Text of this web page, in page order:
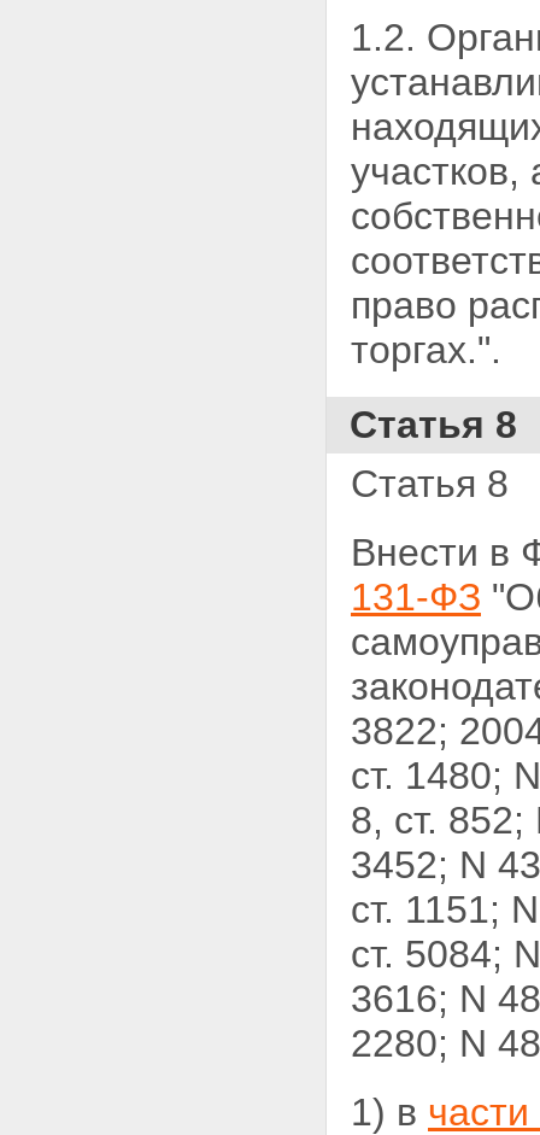
1.2.
участков,
право
торгах.".
Статья 8
Статья 8
Внести в
131-ФЗ
3822;
ст. 1480;
8, ст. 852;
3452; N
ст. 1151;
ст. 5084;
3616; N
2280; N
1) в части